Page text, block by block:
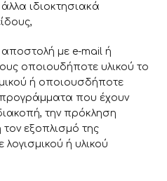
ιδιοκτησιακά
με e-mail ή
οποιουδήποτε υλικού το
ή οποιουσδήποτε
που έχουν
την πρόκληση
εξοπλισμό της
ή υλικού